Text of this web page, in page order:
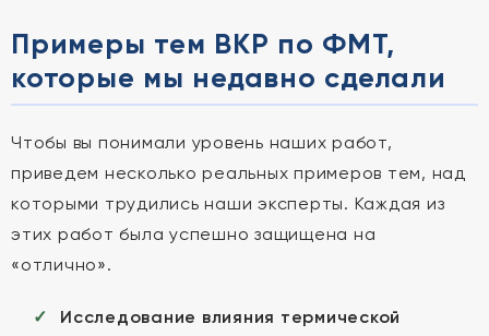
Примеры тем ВКР по ФМТ,
которые мы недавно сделали
Чтобы вы понимали уровень наших работ,
приведем несколько реальных примеров тем, над
которыми трудились наши эксперты. Каждая из
этих работ была успешно защищена на
«отлично».
Исследование влияния термической